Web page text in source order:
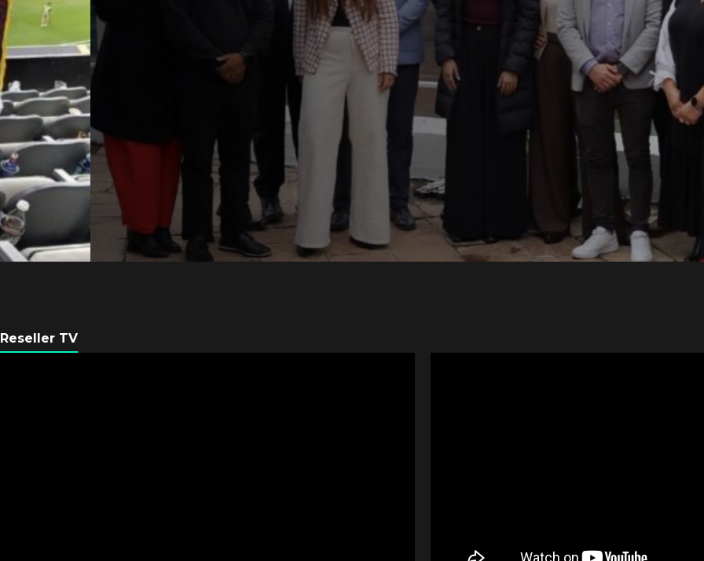
Axis Communications
Argentina se fortalece
con nueva sede
POR REDACCIÓN LATAM
Reseller TV